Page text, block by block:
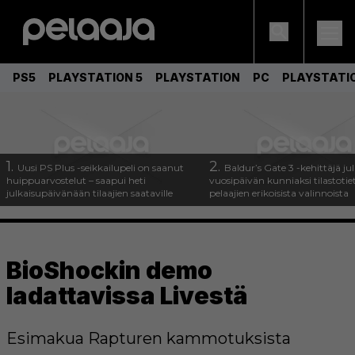
PS5 PLAYSTATION 5 PLAYSTATION PC
1. Uusi PS Plus -seikkailupeli on saanut
huippuarvostelut – saapui heti
julkaisupäivänään tilaajien saataville
2. Baldur’s Gate 3 -kehittäjä
vuosipäivän kunniaksi
pelaajien erikoisista valinnoista
BioShockin demo
ladattavissa Livestä
Esimakua Rapturen kammotuksista